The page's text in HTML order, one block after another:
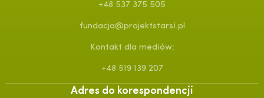
+48 537 375 505
fundacja@projektstarsi.pl
Kontakt dla mediów:
+48 519 139 207
Adres do korespondencji